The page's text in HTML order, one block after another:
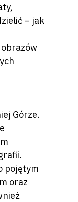
– jak
Górze.
pojętym
oraz